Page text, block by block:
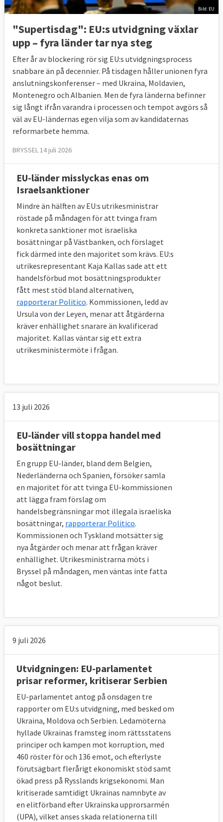
Bild: EU
"Supertisdag": EU:s utvidgning växlar
upp – fyra länder tar nya steg
Efter år av blockering rör sig EU:s utvidgningsprocess
snabbare än på decennier. På tisdagen håller unionen fyra
anslutningskonferenser – med Ukraina, Moldavien,
Montenegro och Albanien. Men de fyra länderna befinner
sig långt ifrån varandra i processen och tempot avgörs så
väl av EU-ländernas egen vilja som av kandidaternas
reformarbete hemma.
BRYSSEL 14 juli 2026
EU-länder misslyckas enas om
Israelsanktioner
Mindre än hälften av EU:s utrikesministrar
röstade på måndagen för att tvinga fram
konkreta sanktioner mot israeliska
bosättningar på Västbanken, och förslaget
fick därmed inte den majoritet som krävs. EU:s
utrikesrepresentant Kaja Kallas sade att ett
handelsförbud mot bosättningsprodukter
fått mest stöd bland alternativen,
rapporterar Politico. Kommissionen, ledd av
Ursula von der Leyen, menar att åtgärderna
kräver enhällighet snarare än kvalificerad
majoritet. Kallas väntar sig ett extra
utrikesministermöte i frågan.
13 juli 2026
EU-länder vill stoppa handel med
bosättningar
En grupp EU-länder, bland dem Belgien,
Nederländerna och Spanien, försöker samla
en majoritet för att tvinga EU-kommissionen
att lägga fram förslag om
handelsbegränsningar mot illegala israeliska
bosättningar, rapporterar Politico.
Kommissionen och Tyskland motsätter sig
nya åtgärder och menar att frågan kräver
enhällighet. Utrikesministrarna möts i
Bryssel på måndagen, men väntas inte fatta
något beslut.
9 juli 2026
Utvidgningen: EU-parlamentet
prisar reformer, kritiserar Serbien
EU-parlamentet antog på onsdagen tre
rapporter om EU:s utvidgning, med besked om
Ukraina, Moldova och Serbien. Ledamöterna
hyllade Ukrainas framsteg inom rättsstatens
principer och kampen mot korruption, med
460 röster för och 136 emot, och efterlyste
förutsägbart flerårigt ekonomiskt stöd samt
ökad press på Rysslands krigsekonomi. Man
kritiserade samtidigt Ukrainas namnbyte av
en elitförband efter Ukrainska upprorsarmén
(UPA), vilket anses skada relationerna till